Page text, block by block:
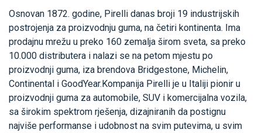
Osnovan 1872. godine, Pirelli danas broji 19 industrijskih
postrojenja za proizvodnju guma, na četiri kontinenta. Ima
prodajnu mrežu u preko 160 zemalja širom sveta, sa preko
10.000 distributera i nalazi se na petom mjestu po
proizvodnji guma, iza brendova Bridgestone, Michelin,
Continental i GoodYear.Kompanija Pirelli je u Italiji pionir u
proizvodnji guma za automobile, SUV i komercijalna vozila,
sa širokim spektrom rješenja, dizajniranih da postignu
najviše performanse i udobnost na svim putevima, u svim